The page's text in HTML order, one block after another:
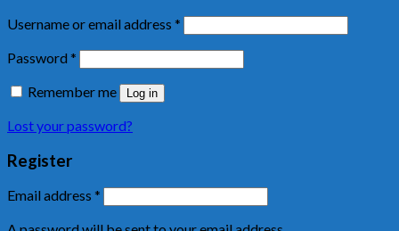
Username or email address *
Password*
Remember me
Log in
Lost your password?
Register
Email address *